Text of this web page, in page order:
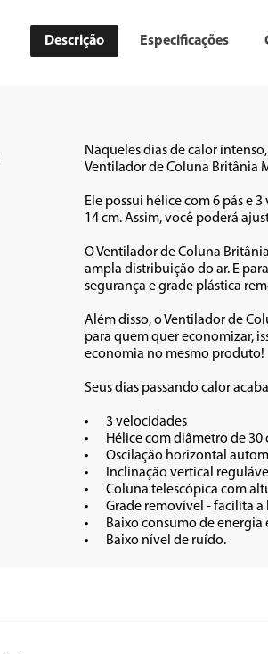
Descrição Especificações
Naqueles dias de calor
Ventilador de Coluna Britânia
Ele possui hélice com 6 pás e
14 cm. Assim, você poderá
O Ventilador de Coluna
ampla distribuição do ar. E
segurança e grade plástica
Além disso, o Ventilador de
para quem quer economizar,
economia no mesmo produto!
Seus dias passando calor
•	3 velocidades
•	Hélice com diâmetro de 30 cm
•	Oscilação horizontal automática
•	Inclinação vertical regulável
•	Coluna telescópica com altura ajustável até 14 cm
•	Grade removível - facilita a limpeza
•	Baixo consumo de energia elétrica
•	Baixo nível de ruído.